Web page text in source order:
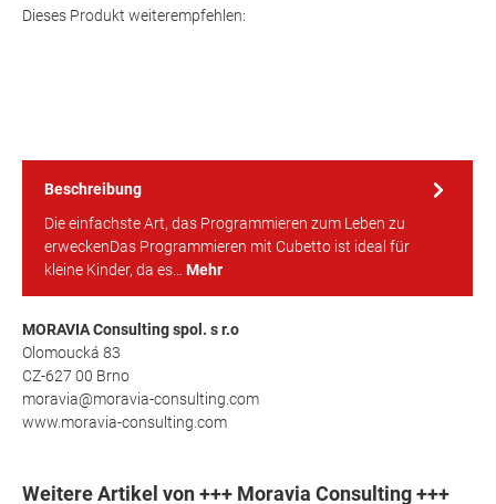
Dieses Produkt weiterempfehlen:
Beschreibung
Die einfachste Art, das Programmieren zum Leben zu
erweckenDas Programmieren mit Cubetto ist ideal für
kleine Kinder, da es… Mehr
MORAVIA Consulting spol. s r.o
Olomoucká 83
CZ-627 00 Brno
moravia@moravia-consulting.com
www.moravia-consulting.com
Weitere Artikel von +++ Moravia Consulting +++